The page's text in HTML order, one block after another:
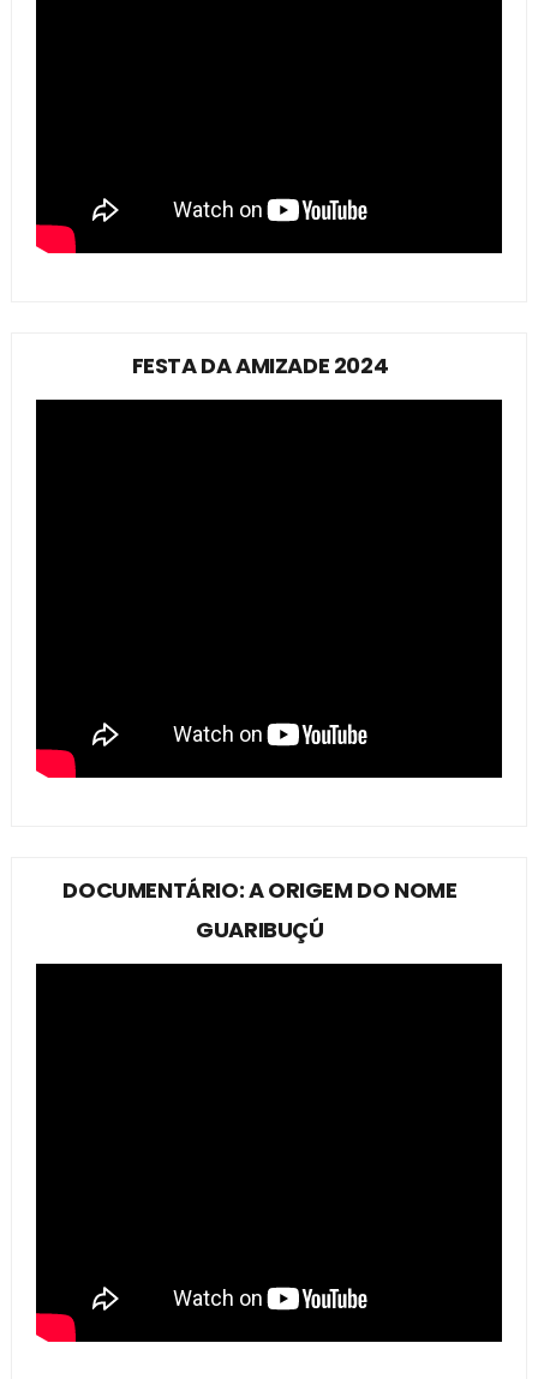
FESTA DA AMIZADE 2024
DOCUMENTÁRIO: A ORIGEM DO NOME
GUARIBUÇÚ